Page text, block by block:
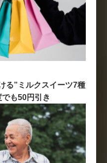
る”ミルクスイーツ7種
も50円引き